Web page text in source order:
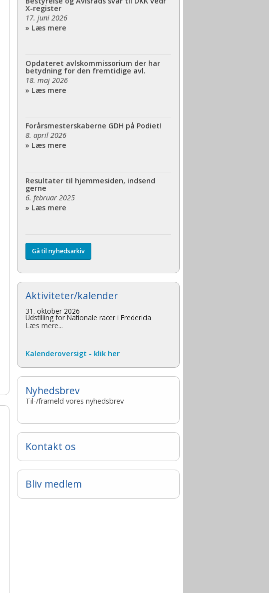
X-register
17. juni 2026
» Læs mere
Opdateret avlskommissorium der har
betydning for den fremtidige avl.
18. maj 2026
» Læs mere
Forårsmesterskaberne GDH på Podiet!
8. april 2026
» Læs mere
Resultater til hjemmesiden, indsend
gerne
6. februar 2025
» Læs mere
Gå til nyhedsarkiv
Aktiviteter/kalender
31. oktober 2026
Udstilling for Nationale racer i Fredericia
Læs mere...
Kalenderoversigt - klik her
Nyhedsbrev
Til-/frameld vores nyhedsbrev
Kontakt os
Bliv medlem